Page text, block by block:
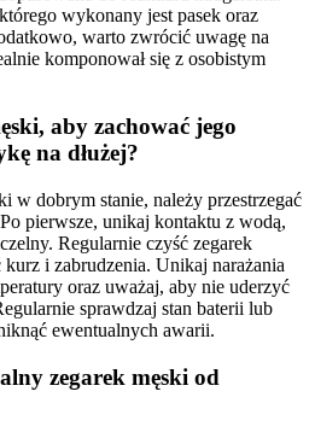
wykonany jest pasek oraz
warto zwrócić uwagę na
komponował się z osobistym
aby zachować jego
na dłużej?
w dobrym stanie, należy przestrzegać
pierwsze, unikaj kontaktu z wodą,
Regularnie czyść zegarek
i zabrudzenia. Unikaj narażania
oraz uważaj, aby nie uderzyć
sprawdzaj stan baterii lub
ewentualnych awarii.
zegarek męski od